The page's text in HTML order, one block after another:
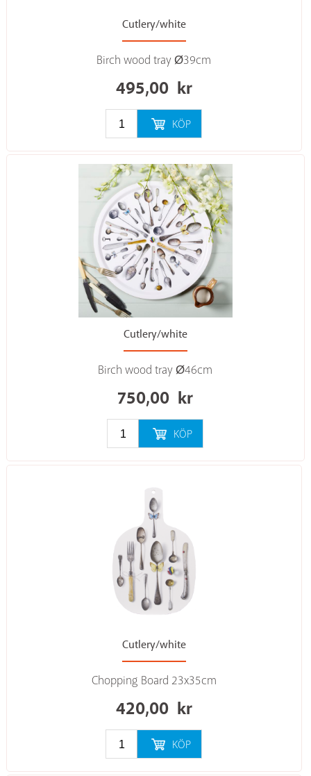
Cutlery/white
Birch wood tray Ø39cm
495,00 kr
KÖP
Cutlery/white
Birch wood tray Ø46cm
750,00 kr
KÖP
Cutlery/white
Chopping Board 23x35cm
420,00 kr
KÖP